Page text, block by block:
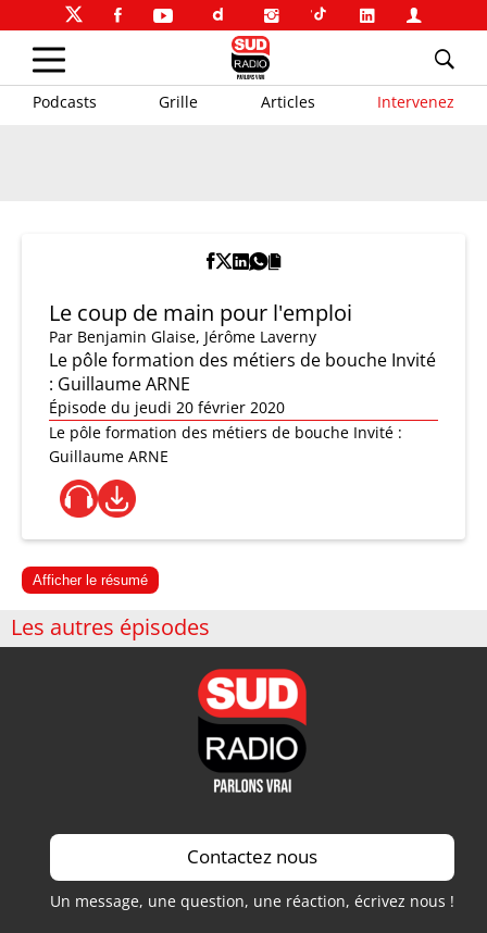
Podcasts Grille Articles Intervenez
Le coup de main pour l'emploi
Par Benjamin Glaise, Jérôme Laverny
Le pôle formation des métiers de bouche Invité
: Guillaume ARNE
Épisode du jeudi 20 février 2020
Le pôle formation des métiers de bouche Invité :
Guillaume ARNE
Afficher le résumé
Les autres épisodes
Contactez nous
Un message, une question, une réaction, écrivez nous !